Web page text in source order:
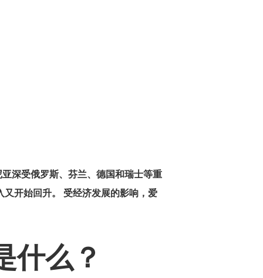
深受俄罗斯、芬兰、德国和瑞士等重
开始回升。 受经济发展的影响，爱
什么？